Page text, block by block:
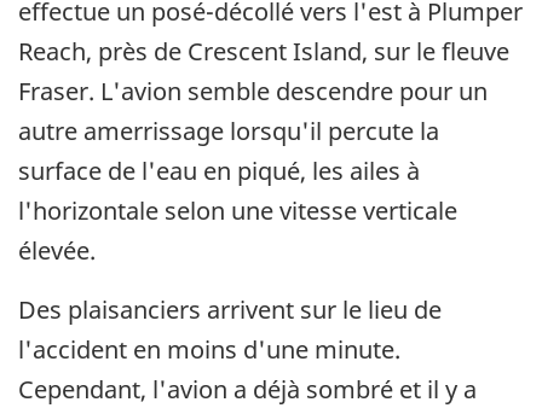
effectue un posé-décollé vers l'est à Plumper
Reach, près de Crescent Island, sur le fleuve
Fraser. L'avion semble descendre pour un
autre amerrissage lorsqu'il percute la
surface de l'eau en piqué, les ailes à
l'horizontale selon une vitesse verticale
élevée.
Des plaisanciers arrivent sur le lieu de
l'accident en moins d'une minute.
Cependant, l'avion a déjà sombré et il y a